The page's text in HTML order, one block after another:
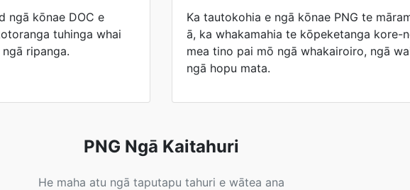
ngā kōnae DOC e
tuhinga whai
ripanga.
Ka tautokohia e ngā kōnae PNG te
ā, ka whakamahia te kōpeketanga kore-
mea tino pai mō ngā whakairoiro, ngā
ngā hopu mata.
PNG Ngā Kaitahuri
He maha atu ngā taputapu tahuri e wātea ana